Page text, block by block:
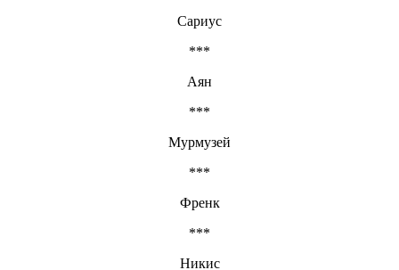
Сариус
***
Аян
***
Мурмузей
***
Френк
***
Никис